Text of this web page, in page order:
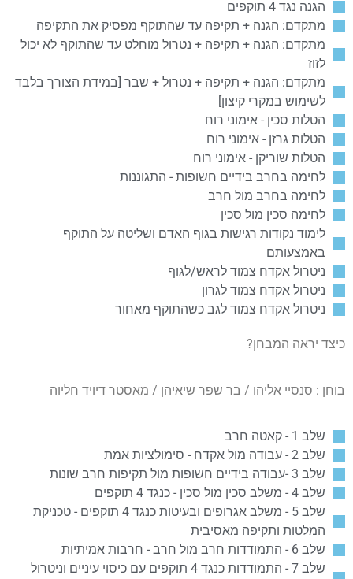
הגנה נגד 4 תוקפים
מתקדם: הגנה + תקיפה עד שהתוקף מפסיק את התקיפה
מתקדם: הגנה + תקיפה + נטרול מוחלט עד שהתוקף לא יכול
לזוז
מתקדם: הגנה + תקיפה + נטרול + שבר [במידת הצורך בלבד
לשימוש במקרי קיצון]
הטלות סכין - אימוני רוח
הטלות גרזן - אימוני רוח
הטלות שוריקן - אימוני רוח
לחימה בחרב בידיים חשופות - התגוננות
לחימה בחרב מול חרב
לחימה סכין מול סכין
לימוד נקודות רגישות בגוף האדם ושליטה על התוקף
באמצעותם
ניטרול אקדח צמוד לראש/לגוף
ניטרול אקדח צמוד לגרון
ניטרול אקדח צמוד לגב כשהתוקף מאחור
כיצד יראה המבחן?
בוחן : סנסיי אליהו / בר שפר שיאיהן / מאסטר דיויד חליוה
שלב 1 - קאטה חרב
שלב 2 - עבודה מול אקדח - סימולציות אמת
שלב 3 -עבודה בידיים חשופות מול תקיפות חרב שונות
שלב 4 - משלב סכין מול סכין - כנגד 4 תוקפים
שלב 5 - משלב אגרופים ובעיטות כנגד 4 תוקפים - טכניקת
המלטות ותקיפה מאסיבית
שלב 6 - התמודדות חרב מול חרב - חרבות אמיתיות
שלב 7 - התמודדות כנגד 4 תוקפים עם כיסוי עיניים וניטרול